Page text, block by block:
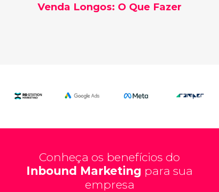
Venda Longos: O Que Fazer
Conheça os benefícios do
Inbound Marketing para sua
empresa